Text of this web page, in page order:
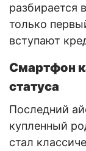
разбирается
только
вступают
Смартфон
статуса
Последний
купленный
стал